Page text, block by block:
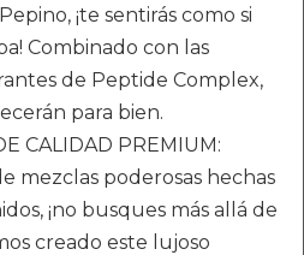
¡te sentirás como si
Combinado con las
de Peptide Complex,
para bien.
CALIDAD PREMIUM:
mezclas poderosas hechas
¡no busques más allá de
creado este lujoso